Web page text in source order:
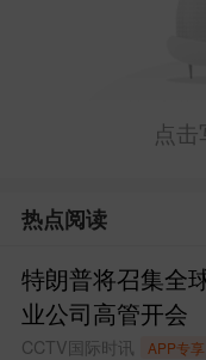
：
：
3.亚联机械
三、5%以上核
点击
热点阅读
特朗普将召集全
业公司高管开会
CCTV国际时讯 APP专享